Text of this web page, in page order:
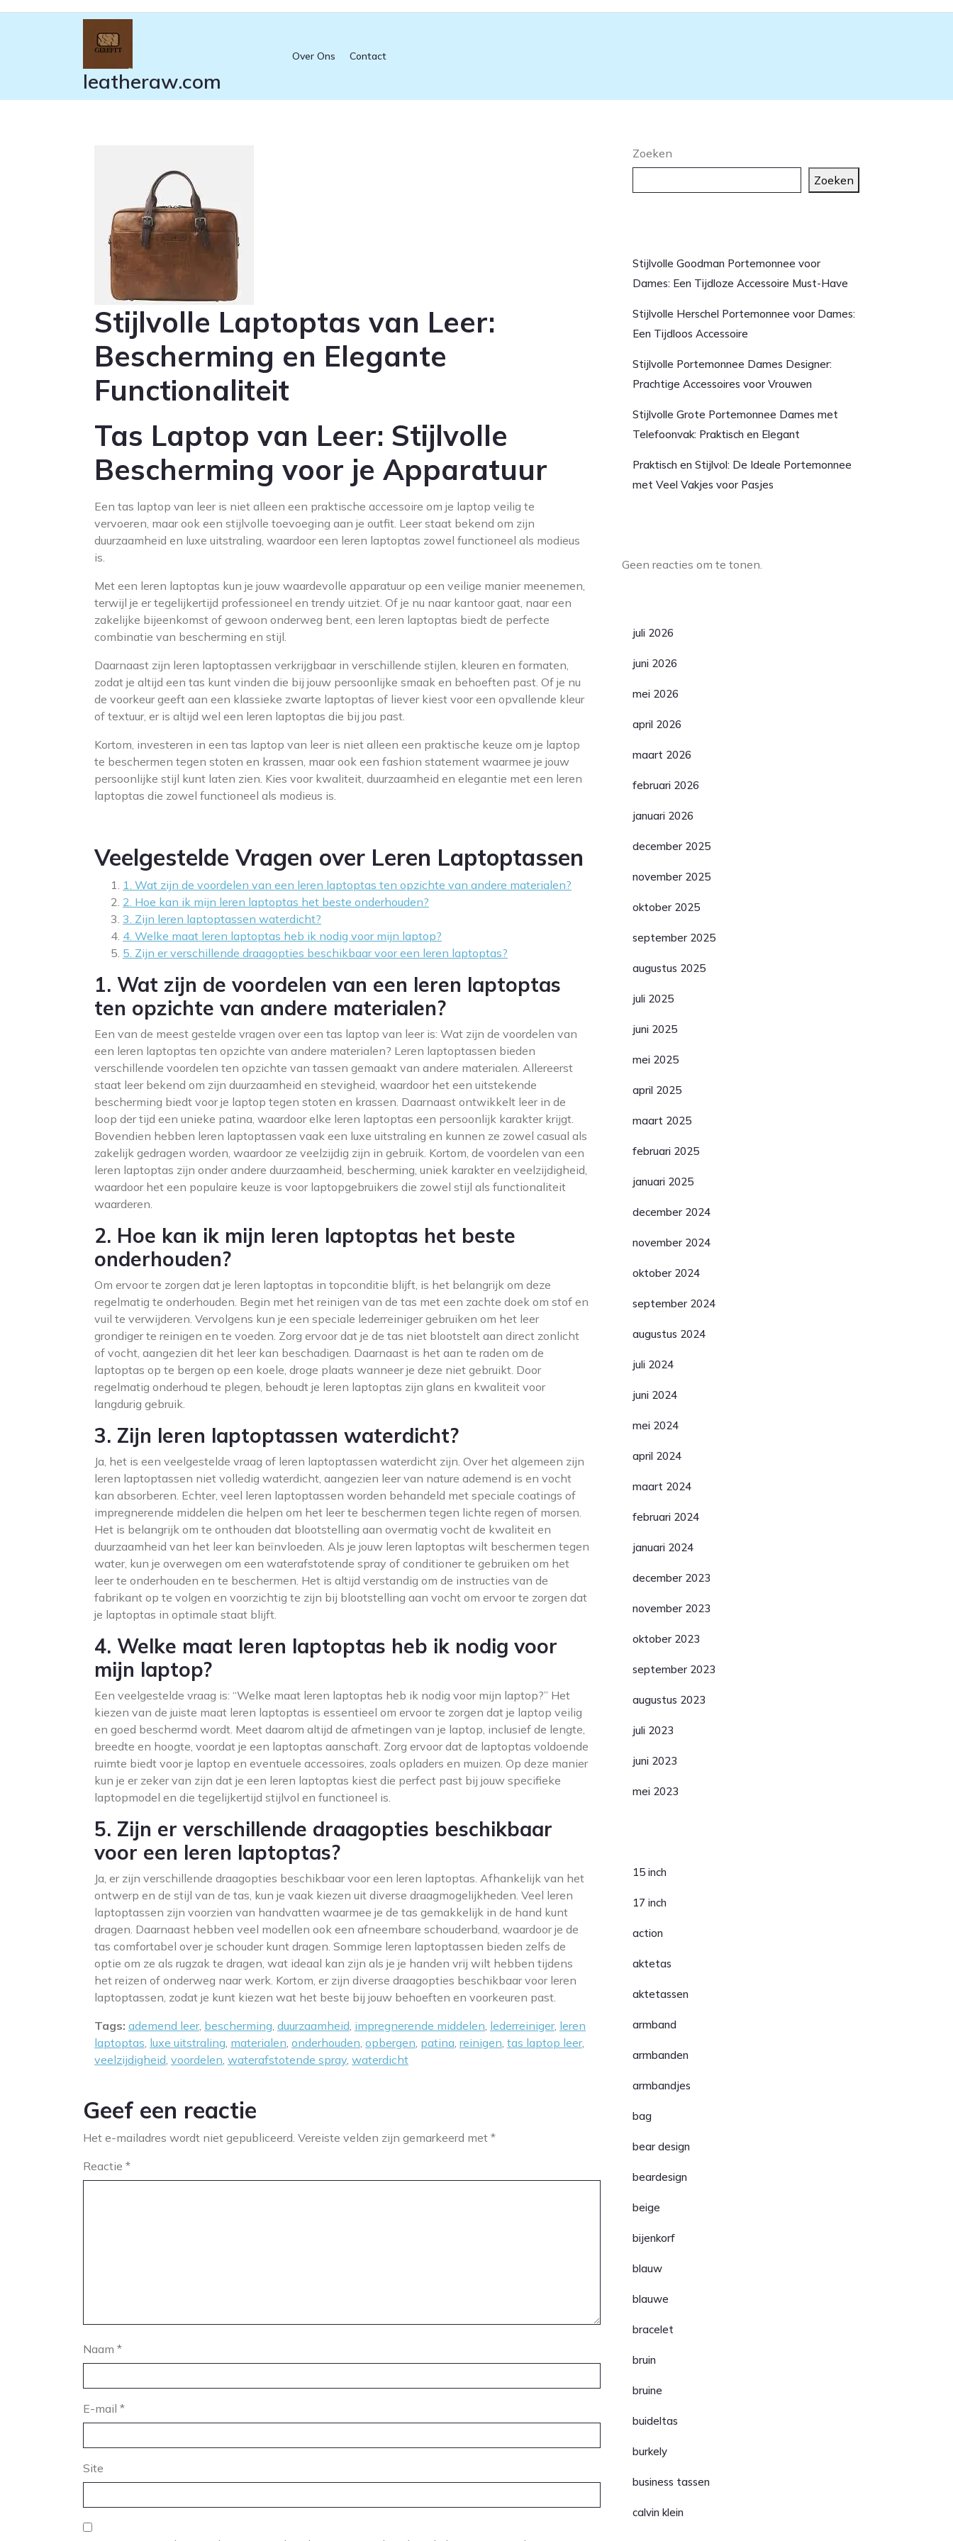
leatheraw.com
Over Ons Contact
Stijlvolle Laptoptas van Leer:
Bescherming en Elegante
Functionaliteit
Tas Laptop van Leer: Stijlvolle
Bescherming voor je Apparatuur
Een tas laptop van leer is niet alleen een praktische accessoire om je laptop veilig te
vervoeren, maar ook een stijlvolle toevoeging aan je outfit. Leer staat bekend om zijn
duurzaamheid en luxe uitstraling, waardoor een leren laptoptas zowel functioneel als modieus
is.
Met een leren laptoptas kun je jouw waardevolle apparatuur op een veilige manier meenemen,
terwijl je er tegelijkertijd professioneel en trendy uitziet. Of je nu naar kantoor gaat, naar een
zakelijke bijeenkomst of gewoon onderweg bent, een leren laptoptas biedt de perfecte
combinatie van bescherming en stijl.
Daarnaast zijn leren laptoptassen verkrijgbaar in verschillende stijlen, kleuren en formaten,
zodat je altijd een tas kunt vinden die bij jouw persoonlijke smaak en behoeften past. Of je nu
de voorkeur geeft aan een klassieke zwarte laptoptas of liever kiest voor een opvallende kleur
of textuur, er is altijd wel een leren laptoptas die bij jou past.
Kortom, investeren in een tas laptop van leer is niet alleen een praktische keuze om je laptop
te beschermen tegen stoten en krassen, maar ook een fashion statement waarmee je jouw
persoonlijke stijl kunt laten zien. Kies voor kwaliteit, duurzaamheid en elegantie met een leren
laptoptas die zowel functioneel als modieus is.
Veelgestelde Vragen over Leren Laptoptassen
1. Wat zijn de voordelen van een leren laptoptas ten opzichte van andere materialen?
2. Hoe kan ik mijn leren laptoptas het beste onderhouden?
3. Zijn leren laptoptassen waterdicht?
4. Welke maat leren laptoptas heb ik nodig voor mijn laptop?
5. Zijn er verschillende draagopties beschikbaar voor een leren laptoptas?
1. Wat zijn de voordelen van een leren laptoptas
ten opzichte van andere materialen?
Een van de meest gestelde vragen over een tas laptop van leer is: Wat zijn de voordelen van
een leren laptoptas ten opzichte van andere materialen? Leren laptoptassen bieden
verschillende voordelen ten opzichte van tassen gemaakt van andere materialen. Allereerst
staat leer bekend om zijn duurzaamheid en stevigheid, waardoor het een uitstekende
bescherming biedt voor je laptop tegen stoten en krassen. Daarnaast ontwikkelt leer in de
loop der tijd een unieke patina, waardoor elke leren laptoptas een persoonlijk karakter krijgt.
Bovendien hebben leren laptoptassen vaak een luxe uitstraling en kunnen ze zowel casual als
zakelijk gedragen worden, waardoor ze veelzijdig zijn in gebruik. Kortom, de voordelen van een
leren laptoptas zijn onder andere duurzaamheid, bescherming, uniek karakter en veelzijdigheid,
waardoor het een populaire keuze is voor laptopgebruikers die zowel stijl als functionaliteit
waarderen.
2. Hoe kan ik mijn leren laptoptas het beste
onderhouden?
Om ervoor te zorgen dat je leren laptoptas in topconditie blijft, is het belangrijk om deze
regelmatig te onderhouden. Begin met het reinigen van de tas met een zachte doek om stof en
vuil te verwijderen. Vervolgens kun je een speciale lederreiniger gebruiken om het leer
grondiger te reinigen en te voeden. Zorg ervoor dat je de tas niet blootstelt aan direct zonlicht
of vocht, aangezien dit het leer kan beschadigen. Daarnaast is het aan te raden om de
laptoptas op te bergen op een koele, droge plaats wanneer je deze niet gebruikt. Door
regelmatig onderhoud te plegen, behoudt je leren laptoptas zijn glans en kwaliteit voor
langdurig gebruik.
3. Zijn leren laptoptassen waterdicht?
Ja, het is een veelgestelde vraag of leren laptoptassen waterdicht zijn. Over het algemeen zijn
leren laptoptassen niet volledig waterdicht, aangezien leer van nature ademend is en vocht
kan absorberen. Echter, veel leren laptoptassen worden behandeld met speciale coatings of
impregnerende middelen die helpen om het leer te beschermen tegen lichte regen of morsen.
Het is belangrijk om te onthouden dat blootstelling aan overmatig vocht de kwaliteit en
duurzaamheid van het leer kan beïnvloeden. Als je jouw leren laptoptas wilt beschermen tegen
water, kun je overwegen om een waterafstotende spray of conditioner te gebruiken om het
leer te onderhouden en te beschermen. Het is altijd verstandig om de instructies van de
fabrikant op te volgen en voorzichtig te zijn bij blootstelling aan vocht om ervoor te zorgen dat
je laptoptas in optimale staat blijft.
4. Welke maat leren laptoptas heb ik nodig voor
mijn laptop?
Een veelgestelde vraag is: “Welke maat leren laptoptas heb ik nodig voor mijn laptop?” Het
kiezen van de juiste maat leren laptoptas is essentieel om ervoor te zorgen dat je laptop veilig
en goed beschermd wordt. Meet daarom altijd de afmetingen van je laptop, inclusief de lengte,
breedte en hoogte, voordat je een laptoptas aanschaft. Zorg ervoor dat de laptoptas voldoende
ruimte biedt voor je laptop en eventuele accessoires, zoals opladers en muizen. Op deze manier
kun je er zeker van zijn dat je een leren laptoptas kiest die perfect past bij jouw specifieke
laptopmodel en die tegelijkertijd stijlvol en functioneel is.
5. Zijn er verschillende draagopties beschikbaar
voor een leren laptoptas?
Ja, er zijn verschillende draagopties beschikbaar voor een leren laptoptas. Afhankelijk van het
ontwerp en de stijl van de tas, kun je vaak kiezen uit diverse draagmogelijkheden. Veel leren
laptoptassen zijn voorzien van handvatten waarmee je de tas gemakkelijk in de hand kunt
dragen. Daarnaast hebben veel modellen ook een afneembare schouderband, waardoor je de
tas comfortabel over je schouder kunt dragen. Sommige leren laptoptassen bieden zelfs de
optie om ze als rugzak te dragen, wat ideaal kan zijn als je je handen vrij wilt hebben tijdens
het reizen of onderweg naar werk. Kortom, er zijn diverse draagopties beschikbaar voor leren
laptoptassen, zodat je kunt kiezen wat het beste bij jouw behoeften en voorkeuren past.
Tags: ademend leer, bescherming, duurzaamheid, impregnerende middelen, lederreiniger, leren
laptoptas, luxe uitstraling, materialen, onderhouden, opbergen, patina, reinigen, tas laptop leer,
veelzijdigheid, voordelen, waterafstotende spray, waterdicht
Geef een reactie
Het e-mailadres wordt niet gepubliceerd. Vereiste velden zijn gemarkeerd met *
Reactie *
Naam *
E-mail *
Site
Zoeken
Zoeken
Stijlvolle Goodman Portemonnee voor
Dames: Een Tijdloze Accessoire Must-Have
Stijlvolle Herschel Portemonnee voor Dames:
Een Tijdloos Accessoire
Stijlvolle Portemonnee Dames Designer:
Prachtige Accessoires voor Vrouwen
Stijlvolle Grote Portemonnee Dames met
Telefoonvak: Praktisch en Elegant
Praktisch en Stijlvol: De Ideale Portemonnee
met Veel Vakjes voor Pasjes
Geen reacties om te tonen.
juli 2026
juni 2026
mei 2026
april 2026
maart 2026
februari 2026
januari 2026
december 2025
november 2025
oktober 2025
september 2025
augustus 2025
juli 2025
juni 2025
mei 2025
april 2025
maart 2025
februari 2025
januari 2025
december 2024
november 2024
oktober 2024
september 2024
augustus 2024
juli 2024
juni 2024
mei 2024
april 2024
maart 2024
februari 2024
januari 2024
december 2023
november 2023
oktober 2023
september 2023
augustus 2023
juli 2023
juni 2023
mei 2023
15 inch
17 inch
action
aktetas
aktetassen
armband
armbanden
armbandjes
bag
bear design
beardesign
beige
bijenkorf
blauw
blauwe
bracelet
bruin
bruine
buideltas
burkely
business tassen
calvin klein